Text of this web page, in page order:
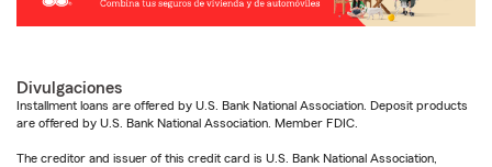
Divulgaciones
Installment loans are offered by U.S. Bank National Association. Deposit products
are offered by U.S. Bank National Association. Member FDIC.
The creditor and issuer of this credit card is U.S. Bank National Association,